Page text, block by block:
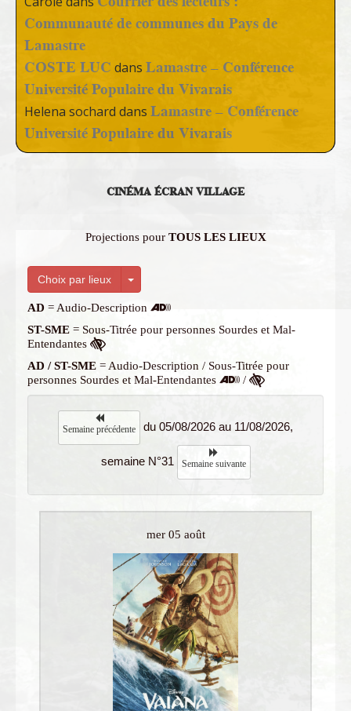
Communauté de communes du Pays de
Lamastre
COSTE LUC dans Lamastre – Conférence
Université Populaire du Vivarais
Helena sochard dans Lamastre – Conférence
Université Populaire du Vivarais
CINÉMA ÉCRAN VILLAGE